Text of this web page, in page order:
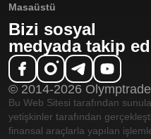
Masaüstü
Bizi sosyal
medyada takip
© 2014-2026 Olymptrade
Bu Web Sitesi tarafından
yetişkinler tarafından
finansal araçlarla yapılan